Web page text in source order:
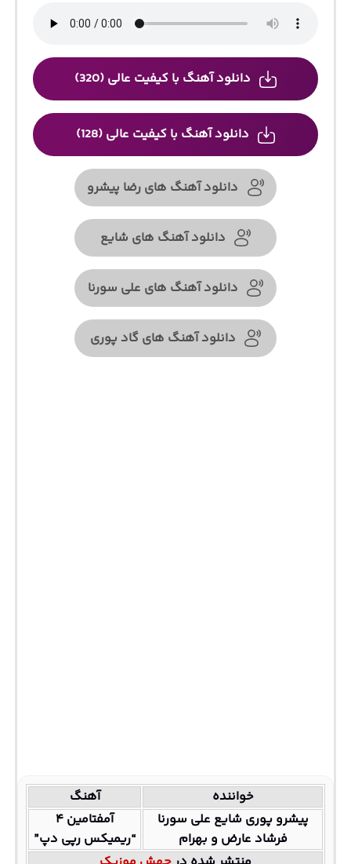
دانلود آهنگ با کیفیت عالی (320)
دانلود آهنگ با کیفیت عالی (128)
دانلود آهنگ های رضا پیشرو
دانلود آهنگ های شایع
دانلود آهنگ های علی سورنا
دانلود آهنگ های گاد پوری
خواننده
آهنگ
پیشرو پوری شایع علی سورنا
فرشاد عارض و بهرام
آمفتامین ۴
“ریمیکس رپی دپ”